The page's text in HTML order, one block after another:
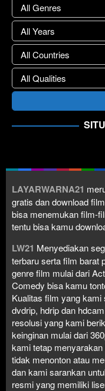
LAYARWARNA21
gratis dan download
bisa menemukan film-
tentu bisa kamu
LW21 Menyediakan
terbaru serta film barat
genre film mulai dari
Comedy bisa kamu
Kualitas film yang kami
dvdrip, hdrip dan
resolusi yang kami
keinginan mulai dari
kami tetap
tidak menonton atau
dan kami sarankan
resmi yang memiliki